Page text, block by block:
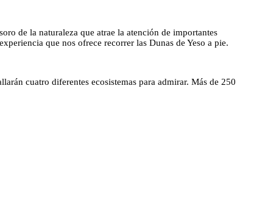
de la naturaleza que atrae la atención de importantes
que nos ofrece recorrer las Dunas de Yeso a pie.
cuatro diferentes ecosistemas para admirar. Más de 250